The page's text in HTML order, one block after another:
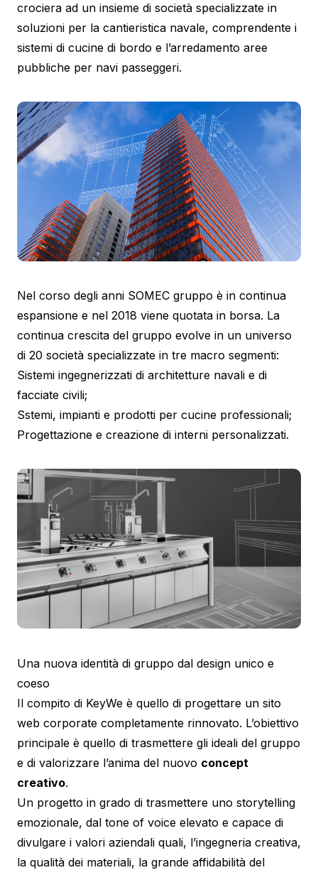
crociera ad un insieme di società specializzate in
soluzioni per la cantieristica navale, comprendente i
sistemi di cucine di bordo e l’arredamento aree
pubbliche per navi passeggeri.
Nel corso degli anni SOMEC gruppo è in continua
espansione e nel 2018 viene quotata in borsa. La
continua crescita del gruppo evolve in un universo
di 20 società specializzate in tre macro segmenti:
Sistemi ingegnerizzati di architetture navali e di
facciate civili;
Sstemi, impianti e prodotti per cucine professionali;
Progettazione e creazione di interni personalizzati.
Una nuova identità di gruppo dal design unico e
coeso
Il compito di KeyWe è quello di progettare un sito
web corporate completamente rinnovato. L’obiettivo
principale è quello di trasmettere gli ideali del gruppo
e di valorizzare l’anima del nuovo concept
creativo.
Un progetto in grado di trasmettere uno storytelling
emozionale, dal tone of voice elevato e capace di
divulgare i valori aziendali quali, l’ingegneria creativa,
la qualità dei materiali, la grande affidabilità del